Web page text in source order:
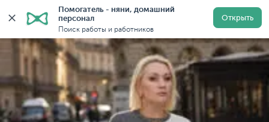
Помогатель - няни, домашний
персонал
Поиск работы и работников
Открыть
Главная Повара Повара в Москве Повара у